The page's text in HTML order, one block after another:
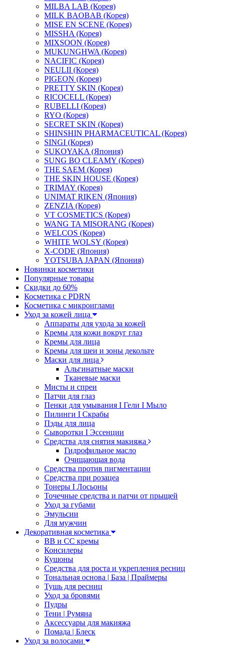
MILBA LAB (Корея)
MILK BAOBAB (Корея)
MISE EN SCENE (Корея)
MISSHA (Корея)
MIXSOON (Корея)
MUKUNGHWA (Корея)
NACIFIC (Корея)
NEULII (Корея)
PIGEON (Корея)
PRETTY SKIN (Корея)
RICOCELL (Корея)
RUBELLI (Корея)
RYO (Корея)
SECRET SKIN (Корея)
SHINSHIN PHARMACEUTICAL (Корея)
SINGI (Корея)
SUKOYAKA (Япония)
SUNG BO CLEAMY (Корея)
THE SAEM (Корея)
THE SKIN HOUSE (Корея)
TRIMAY (Корея)
UNIMAT RIKEN (Япония)
ZENZIA (Корея)
VT COSMETICS (Корея)
WANG TA MISORANG (Корея)
WELCOS (Корея)
WHITE WOLSY (Корея)
X-CODE (Япония)
YOTSUBA JAPAN (Япония)
Новинки косметики
Популярные товары
Скидки до 60%
Косметика с PDRN
Косметика с микроиглами
Уход за кожей лица
Аппараты для ухода за кожей
Кремы для кожи вокруг глаз
Кремы для лица
Кремы для шеи и зоны декольте
Маски для лица
Альгинатные маски
Тканевые маски
Мисты и спреи
Патчи для глаз
Пенки для умывания I Гели I Мыло
Пилинги I Cкрабы
Пэды для лица
Сыворотки I Эссенции
Средства для снятия макияжа
Гидрофильное масло
Очищающая вода
Средства против пигментации
Средства при розацеа
Тонеры I Лосьоны
Точечные средства и патчи от прыщей
Уход за губами
Эмульсии
Для мужчин
Декоративная косметика
ВВ и СС кремы
Консилеры
Кушоны
Средства для роста и укрепления ресниц
Тональная основа | База | Праймеры
Тушь для ресниц
Уход за бровями
Пудры
Тени | Румяна
Аксессуары для макияжа
Помада | Блеск
Уход за волосами